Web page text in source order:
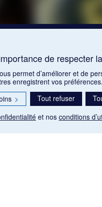
de respecter
permet d’améliorer et de
enregistrent vos
> Tout refuser
et nos conditions